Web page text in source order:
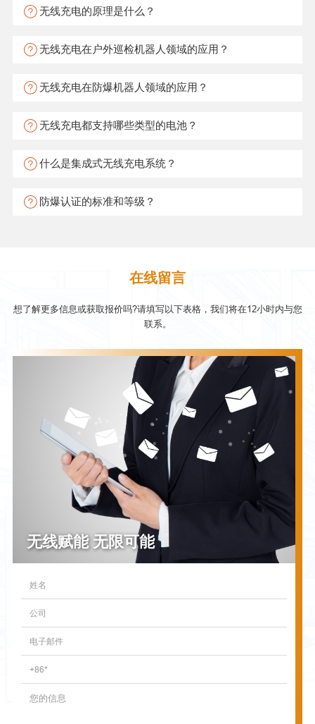
无线充电的原理是什么？
无线充电在户外巡检机器人领域的应用？
无线充电在防爆机器人领域的应用？
无线充电都支持哪些类型的电池？
什么是集成式无线充电系统？
防爆认证的标准和等级？
在线留言
想了解更多信息或获取报价吗?请填写以下表格，我们将在12小时内与您
联系。
无线赋能 无限可能